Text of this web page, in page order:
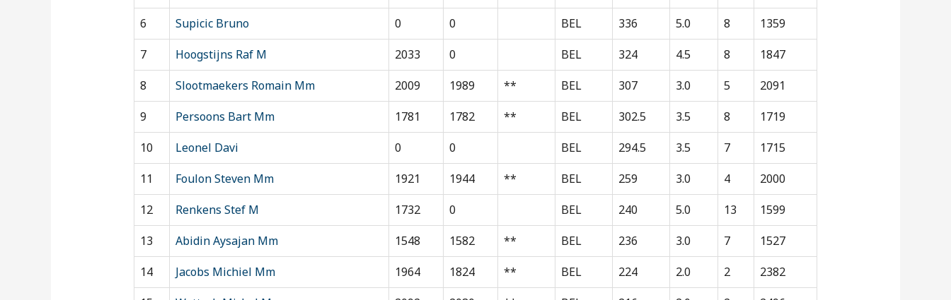
6
Supicic Bruno 0 0 BEL 336 5.0 8
1359
7
Hoogstijns Raf M 2033 0 BEL 324 4.5 8
1847
8
Slootmaekers Romain Mm 2009 1989 ** BEL 307 3.0 5
2091
9
Persoons Bart Mm 1781 1782 ** BEL 302.5 3.5 8
1719
10
Leonel Davi 0 0 BEL 294.5 3.5 7
1715
11
Foulon Steven Mm 1921 1944 ** BEL 259 3.0 4
2000
12
Renkens Stef M 1732 0 BEL 240 5.0 13
1599
13
Abidin Aysajan Mm 1548 1582 ** BEL 236 3.0 7
1527
14
Jacobs Michiel Mm 1964 1824 ** BEL 224 2.0 2
2382